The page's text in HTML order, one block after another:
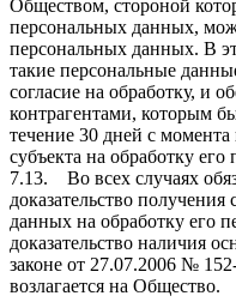
Обществом, стороной
персональных данных,
персональных данных. В
такие персональные
согласие на обработку, и
контрагентами, которым
течение 30 дней с момента
субъекта на обработку
7.13. Во всех случаях
доказательство получения
данных на обработку его
доказательство наличия
законе от 27.07.2006 №
возлагается на Общество.